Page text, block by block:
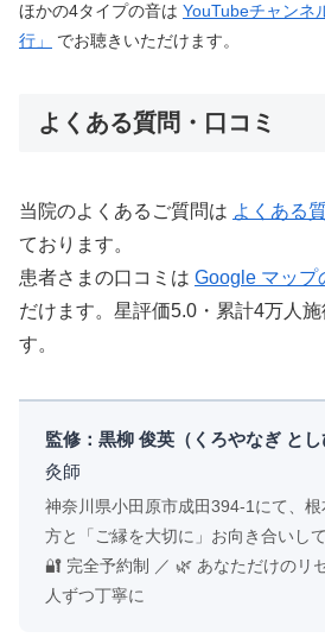
ほかの4タイプの音は YouTubeチャンネ
行」
でお聴きいただけます。
よくある質問・口コミ
当院のよくあるご質問は よくある
ております。
患者さまの口コミは Google マップ
だけます。星評価5.0・累計4万人
す。
監修：黒柳 俊英（くろやなぎ とし
灸師
神奈川県小田原市成田394-1にて、
方と「ご縁を大切に」お向き合いして
🔐 完全予約制 ／ 🌿 あなただけのリ
人ずつ丁寧に